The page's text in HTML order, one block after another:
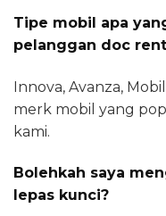
Tipe mobil apa
pelanggan doc
Innova, Avanza,
merk mobil yang
kami.
Bolehkah saya
lepas kunci?